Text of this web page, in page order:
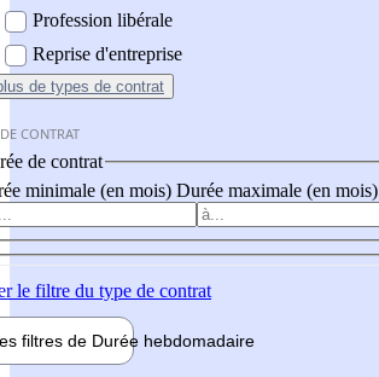
Profession libérale
Reprise d'entreprise
de types de contrat
CONTRAT
de contrat
minimale (en mois) Durée maximale (en mois)
le filtre du type de contrat
filtres de Durée hebdomadaire